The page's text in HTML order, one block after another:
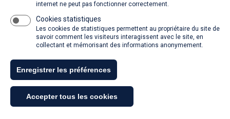
La SACD partout, quand vous voulez
Tous droits réservés - SACD 2021
Mentions légales et conditions générales d'utilisation
internet ne peut pas fonctionner correctement.
Cookies statistiques
Les cookies de statistiques permettent au propriétaire du site de
savoir comment les visiteurs interagissent avec le site, en
collectant et mémorisant des informations anonymement.
Enregistrer les préférences
Accepter tous les cookies